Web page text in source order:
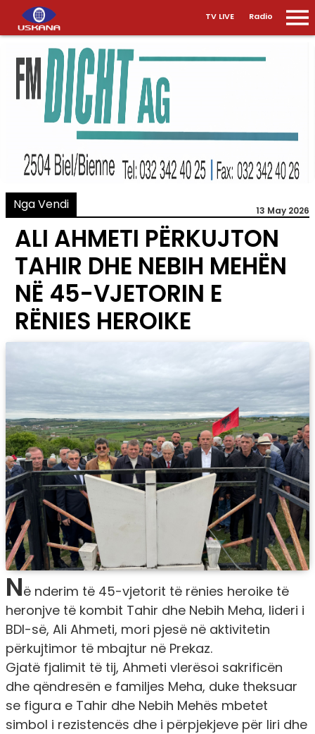
TV LIVE Radio
Nga Vendi 13 May 2026
ALI AHMETI PËRKUJTON
TAHIR DHE NEBIH MEHËN
NË 45-VJETORIN E
RËNIES HEROIKE
Në nderim të 45-vjetorit të rënies heroike të
heronjve të kombit Tahir dhe Nebih Meha, lideri i
BDI-së, Ali Ahmeti, mori pjesë në aktivitetin
përkujtimor të mbajtur në Prekaz.
Gjatë fjalimit të tij, Ahmeti vlerësoi sakrificën
dhe qëndresën e familjes Meha, duke theksuar
se figura e Tahir dhe Nebih Mehës mbetet
simbol i rezistencës dhe i përpjekjeve për liri dhe